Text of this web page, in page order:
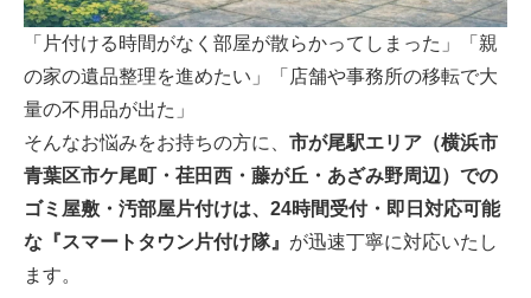
「片付ける時間がなく部屋が散らかってしまった」「親
の家の遺品整理を進めたい」「店舗や事務所の移転で大
量の不用品が出た」
そんなお悩みをお持ちの方に、 市が尾駅エリア（横浜市
青葉区市ケ尾町・荏田西・藤が丘・あざみ野周辺）での
ゴミ屋敷・汚部屋片付けは、24時間受付・即日対応可能
な『スマートタウン片付け隊』 が迅速丁寧に対応いたし
ます。